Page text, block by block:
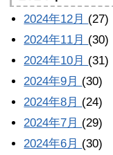
2024年12月 (27)
2024年11月 (30)
2024年10月 (31)
2024年9月 (30)
2024年8月 (24)
2024年7月 (29)
2024年6月 (30)